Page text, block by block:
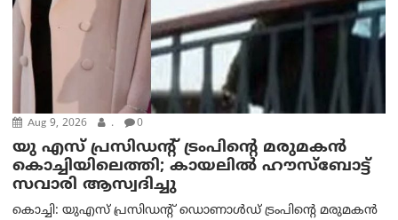
Aug 9, 2026 . 0
യു എസ് പ്രസിഡന്റ് ട്രംപിന്റെ മരുമകൻ
കൊച്ചിയിലെത്തി; കായലിൽ ഹൗസ്ബോട്ട്
സവാരി ആസ്വദിച്ചു
കൊച്ചി: യുഎസ് പ്രസിഡന്റ് ഡൊണാൾഡ് ട്രംപിന്റെ മരുമകൻ